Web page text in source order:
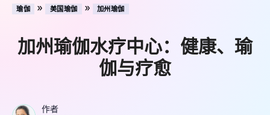
瑜伽 » 美国瑜伽 » 加州瑜伽
加州瑜伽水疗中心：健康、瑜
伽与疗愈
作者